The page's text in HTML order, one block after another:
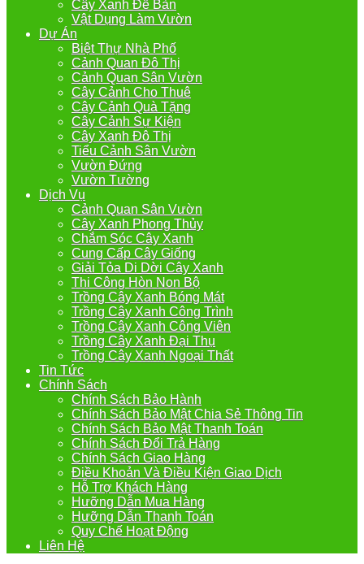
Cây Xanh Để Bàn
Vật Dụng Làm Vườn
Dự Án
Biệt Thự Nhà Phố
Cảnh Quan Đô Thị
Cảnh Quan Sân Vườn
Cây Cảnh Cho Thuê
Cây Cảnh Quà Tặng
Cây Cảnh Sự Kiện
Cây Xanh Đô Thị
Tiểu Cảnh Sân Vườn
Vườn Đứng
Vườn Tường
Dịch Vụ
Cảnh Quan Sân Vườn
Cây Xanh Phong Thủy
Chắm Sóc Cây Xanh
Cung Cấp Cây Giống
Giải Tỏa Di Dời Cây Xanh
Thi Công Hòn Non Bộ
Trồng Cây Xanh Bóng Mát
Trồng Cây Xanh Công Trình
Trồng Cây Xanh Công Viên
Trồng Cây Xanh Đại Thụ
Trồng Cây Xanh Ngoại Thất
Tin Tức
Chính Sách
Chính Sách Bảo Hành
Chính Sách Bảo Mật Chia Sẻ Thông Tin
Chính Sách Bảo Mật Thanh Toán
Chính Sách Đổi Trả Hàng
Chính Sách Giao Hàng
Điều Khoản Và Điều Kiện Giao Dịch
Hỗ Trợ Khách Hàng
Hưỡng Dẫn Mua Hàng
Hưỡng Dẫn Thanh Toán
Quy Chế Hoạt Động
Liên Hệ